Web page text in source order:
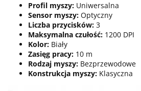
Profil myszy: Uniwersalna
Sensor myszy: Optyczny
Liczba przycisków: 3
Maksymalna czułość: 1200 DPI
Kolor: Biały
Zasięg pracy: 10 m
Rodzaj myszy: Bezprzewodowe
Konstrukcja myszy: Klasyczna